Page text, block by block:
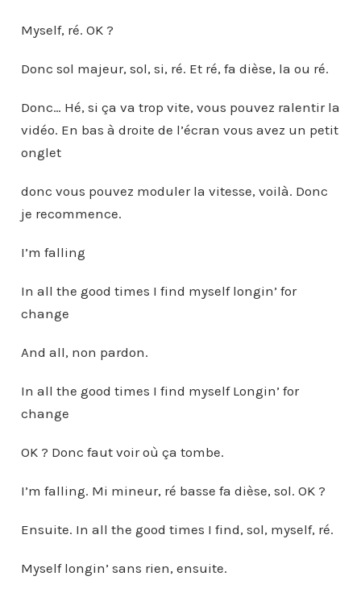
Myself, ré. OK ?
Donc sol majeur, sol, si, ré. Et ré, fa dièse, la ou ré.
Donc… Hé, si ça va trop vite, vous pouvez ralentir la
vidéo. En bas à droite de l’écran vous avez un petit
onglet
donc vous pouvez moduler la vitesse, voilà. Donc
je recommence.
I’m falling
In all the good times I find myself longin’ for
change
And all, non pardon.
In all the good times I find myself Longin’ for
change
OK ? Donc faut voir où ça tombe.
I’m falling. Mi mineur, ré basse fa dièse, sol. OK ?
Ensuite. In all the good times I find, sol, myself, ré.
Myself longin’ sans rien, ensuite.